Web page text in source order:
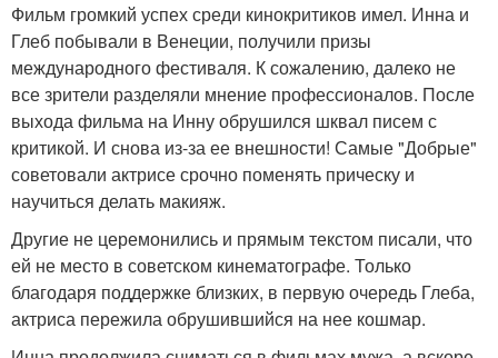
Фильм громкий успех среди кинокритиков имел. Инна и
Глеб побывали в Венеции, получили призы
международного фестиваля. К сожалению, далеко не
все зрители разделяли мнение профессионалов. После
выхода фильма на Инну обрушился шквал писем с
критикой. И снова из-за ее внешности! Самые "Добрые"
советовали актрисе срочно поменять прическу и
научиться делать макияж.
Другие не церемонились и прямым текстом писали, что
ей не место в советском кинематографе. Только
благодаря поддержке близких, в первую очередь Глеба,
актриса пережила обрушившийся на нее кошмар.